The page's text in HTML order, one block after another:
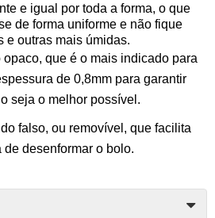
e igual por toda a forma, o que
de forma uniforme e não fique
e outras mais úmidas.
que é o mais indicado para
de 0,8mm para garantir
seja o melhor possível.
falso, ou removível, que facilita
desenformar o bolo.